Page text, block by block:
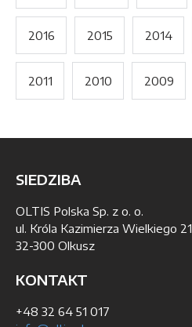
2016 2015 2014
2011 2010 2009
SIEDZIBA
OLTIS Polska Sp. z o. o.
ul. Króla Kazimierza Wielkiego 21
32-300 Olkusz
KONTAKT
+48 32 64 51 017